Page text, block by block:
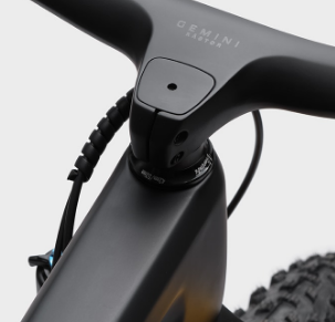
Gemini Kästor
integrerat
kolfiberstyre